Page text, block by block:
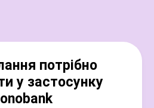
потрібно
у застосунку